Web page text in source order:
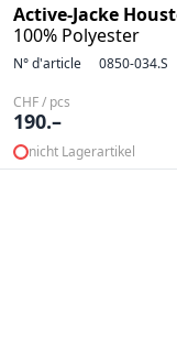
Active-Jacke
100% Polyester
N° d'article 0850-034.S
CHF / pcs
190.–
nicht Lagerartikel